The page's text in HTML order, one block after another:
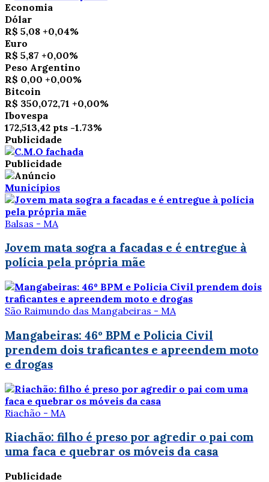
Economia
Dólar
R$ 5,08 +0,04%
Euro
R$ 5,87 +0,00%
Peso Argentino
R$ 0,00 +0,00%
Bitcoin
R$ 350,072,71 +0,00%
Ibovespa
172,513,42 pts -1.73%
Publicidade
Publicidade
Municípios
Balsas - MA
Jovem mata sogra a facadas e é entregue à
polícia pela própria mãe
São Raimundo das Mangabeiras - MA
Mangabeiras: 46º BPM e Policia Civil
prendem dois traficantes e apreendem moto
e drogas
Riachão - MA
Riachão: filho é preso por agredir o pai com
uma faca e quebrar os móveis da casa
Publicidade